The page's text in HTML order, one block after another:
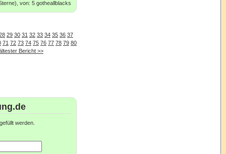
von: 5 gotheallblacks
29 30 31 32 33 34 35 36 37
71 72 73 74 75 76 77 78 79 80
Bericht >>
werden.